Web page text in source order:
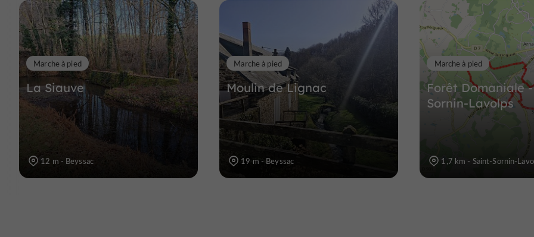
Sites Naturels / Parcs Naturels à
10,3 km
La Siauve
Marche à pied
12 m - Beyssac
Moulin de Lignac
Marche à pied
19 m - Beyssac
Forêt Domaniale
Sornin-Lavolps
Marche à pied
1,7 km - Saint-Sornin-